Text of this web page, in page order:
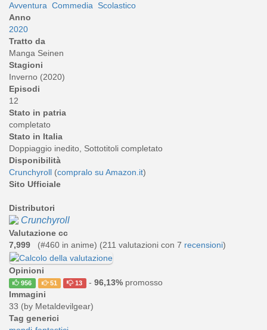
Avventura Commedia Scolastico
Anno
2020
Tratto da
Manga Seinen
Stagioni
Inverno (2020)
Episodi
12
Stato in patria
completato
Stato in Italia
Doppiaggio inedito, Sottotitoli completato
Disponibilità
Crunchyroll (compralo su Amazon.it)
Sito Ufficiale
Distributori
Crunchyroll
Valutazione cc
7,999
(#460 in anime) (211 valutazioni con 7 recensioni)
Opinioni
956 51 13 - 96,13%promosso
Immagini
33 (by Metaldevilgear)
Tag generici